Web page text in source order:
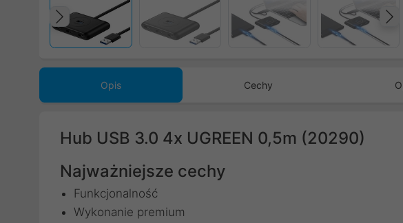
Poprzedni
Opis Cechy
Hub USB 3.0 4x UGREEN 0,5m (20290)
Najważniejsze cechy
Funkcjonalność
Wykonanie premium